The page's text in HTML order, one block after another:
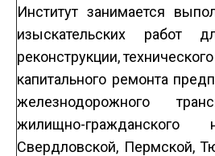
Институт занимается
изыскательских работ
реконструкции,
капитального ремонта
железнодорожного
жилищно-гражданского
Свердловской, Пермской,